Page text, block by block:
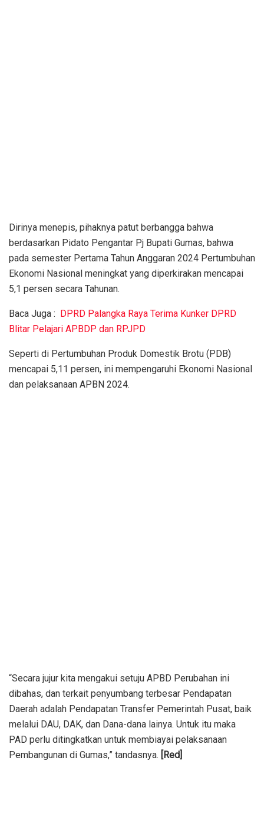
Dirinya menepis, pihaknya patut berbangga bahwa
berdasarkan Pidato Pengantar Pj Bupati Gumas, bahwa
pada semester Pertama Tahun Anggaran 2024 Pertumbuhan
Ekonomi Nasional meningkat yang diperkirakan mencapai
5,1 persen secara Tahunan.
Baca Juga : DPRD Palangka Raya Terima Kunker DPRD
Blitar Pelajari APBDP dan RPJPD
Seperti di Pertumbuhan Produk Domestik Brotu (PDB)
mencapai 5,11 persen, ini mempengaruhi Ekonomi Nasional
dan pelaksanaan APBN 2024.
“Secara jujur kita mengakui setuju APBD Perubahan ini
dibahas, dan terkait penyumbang terbesar Pendapatan
Daerah adalah Pendapatan Transfer Pemerintah Pusat, baik
melalui DAU, DAK, dan Dana-dana lainya. Untuk itu maka
PAD perlu ditingkatkan untuk membiayai pelaksanaan
Pembangunan di Gumas,” tandasnya. [Red]